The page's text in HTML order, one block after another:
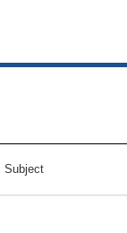
Subject